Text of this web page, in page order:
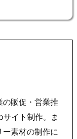
販促・営業推
イト制作。ま
素材の制作に